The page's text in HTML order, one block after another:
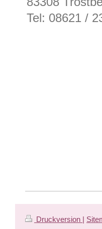
Tel: 08621 /
Druckversion |